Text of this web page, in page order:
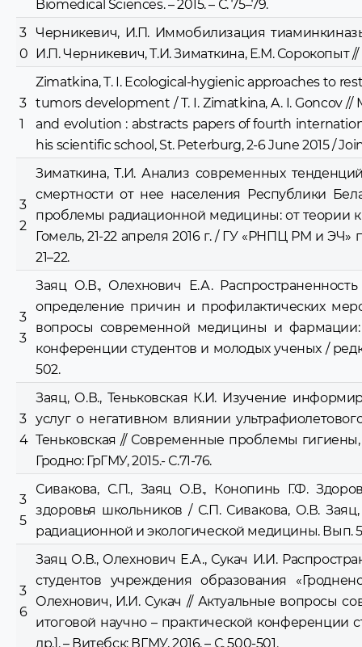
Biomedical Sciences. – 2015. – С. 75–79.
3
0
Черникевич, И.П. Иммобилизация
И.П. Черникевич, Т.И. Зиматкина, Е.М. Сорокопыт //
3
1
Zimatkina, T. I. Ecological-hygienic approaches to
tumors development / T. I. Zimatkina, A. I. Goncov
and evolution : abstracts papers of fourth
his scientific school, St. Peterburg, 2-6 June 2015 /
3
2
Зиматкина, Т.И. Анализ современных
смертности от нее населения Республики
проблемы радиационной медицины: от теории к
Гомель, 21-22 апреля 2016 г. / ГУ «РНПЦ РМ и ЭЧ»
21–22.
3
3
Заяц О.В., Олехнович Е.А.
определение причин и профилактических
вопросы современной медицины и фармации:
конференции студентов и молодых ученых /
502.
3
4
Заяц, О.В., Теньковская К.И. Изучение
услуг о негативном влиянии
Теньковская // Современные проблемы
Гродно: ГрГМУ, 2015.- С.71-76.
3
5
Сивакова, С.П., Заяц О.В., Конопинь Г.Ф.
здоровья школьников / С.П. Сивакова, О.В.
радиационной и экологической медицины. Вып. 5
3
6
Заяц О.В., Олехнович Е.А., Сукач И.И.
студентов учреждения образования
Олехнович, И.И. Сукач // Актуальные вопросы
итоговой научно – практической конференции
др.]. – Витебск: ВГМУ, 2016. – С. 500-501.